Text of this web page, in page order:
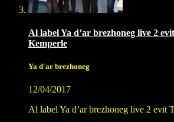
Al label Ya d’ar brezhoneg live 2
Kemperle
Ya d'ar brezhoneg
12/04/2017
Al label Ya d’ar brezhoneg live 2 evit